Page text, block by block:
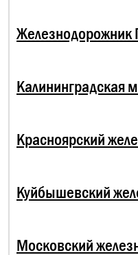
Железнодорожник
Калининградская
Красноярский
Куйбышевский
Московский